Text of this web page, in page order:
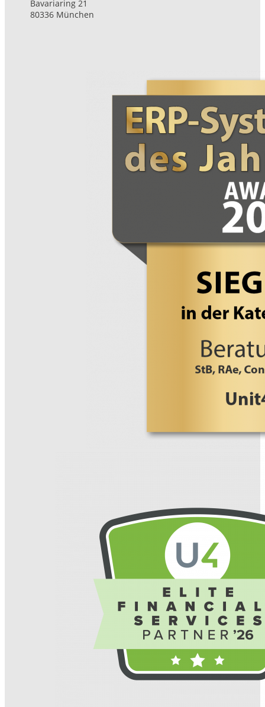
Bavariaring 21
80336 München